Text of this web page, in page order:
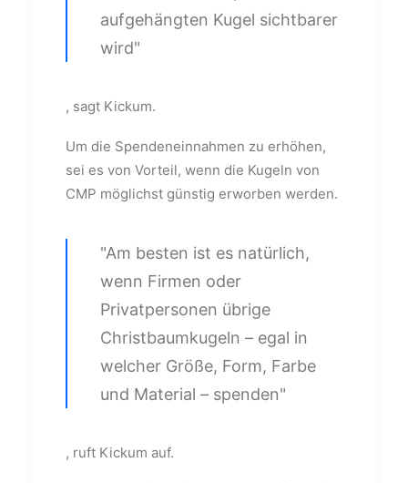
aufgehängten Kugel sichtbarer
wird"
, sagt Kickum.
Um die Spendeneinnahmen zu erhöhen,
sei es von Vorteil, wenn die Kugeln von
CMP möglichst günstig erworben werden.
"Am besten ist es natürlich,
wenn Firmen oder
Privatpersonen übrige
Christbaumkugeln – egal in
welcher Größe, Form, Farbe
und Material – spenden"
, ruft Kickum auf.